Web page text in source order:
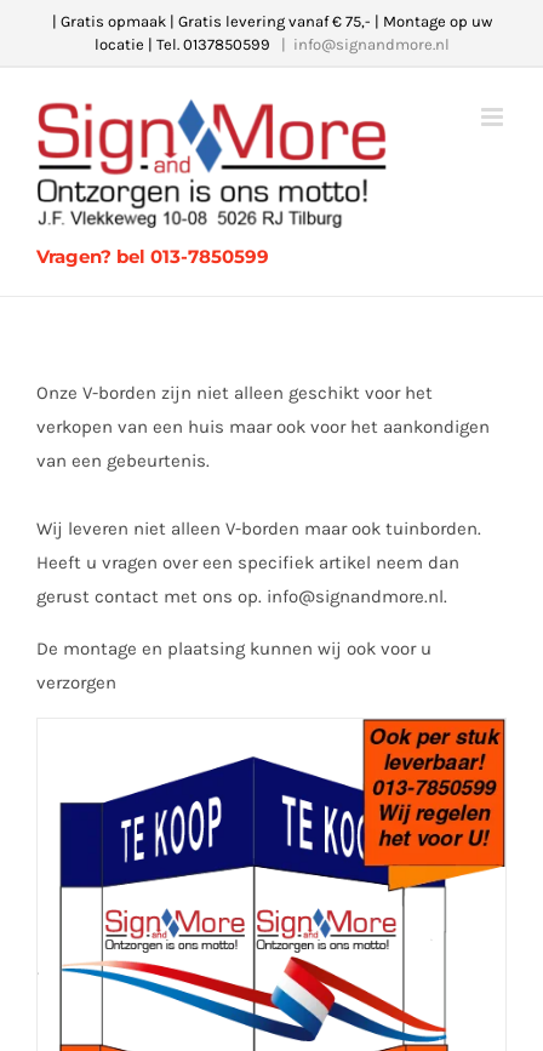
| Gratis opmaak | Gratis levering vanaf € 75,- | Montage op uw
locatie | Tel. 0137850599
info@signandmore.nl
Vragen? bel 013-7850599
Onze V-borden zijn niet alleen geschikt voor het
verkopen van een huis maar ook voor het aankondigen
van een gebeurtenis.
Wij leveren niet alleen V-borden maar ook tuinborden.
Heeft u vragen over een specifiek artikel neem dan
gerust contact met ons op. info@signandmore.nl.
De montage en plaatsing kunnen wij ook voor u
verzorgen